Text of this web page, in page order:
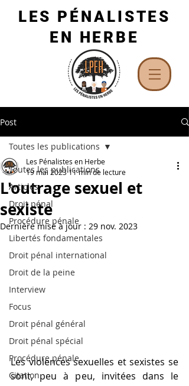
LES PÉNALISTES
EN HERBE
Post
Toutes les publications
Articles
Droit pénal
Procédure pénale
Libertés fondamentales
Droit pénal international
Droit de la peine
Interview
Focus
Droit pénal général
Droit pénal spécial
Procédure pénale
Citation
Toutes les publications
L'outrage sexuel et
sexiste
Les Pénalistes en Herbe
19 mai 2023 11 min de lecture
Dernière mise à jour : 29 nov. 2023
Les violences sexuelles et sexistes se
sont, peu à peu, invitées dans le